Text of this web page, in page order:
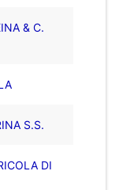
& C.
S.S.
DI